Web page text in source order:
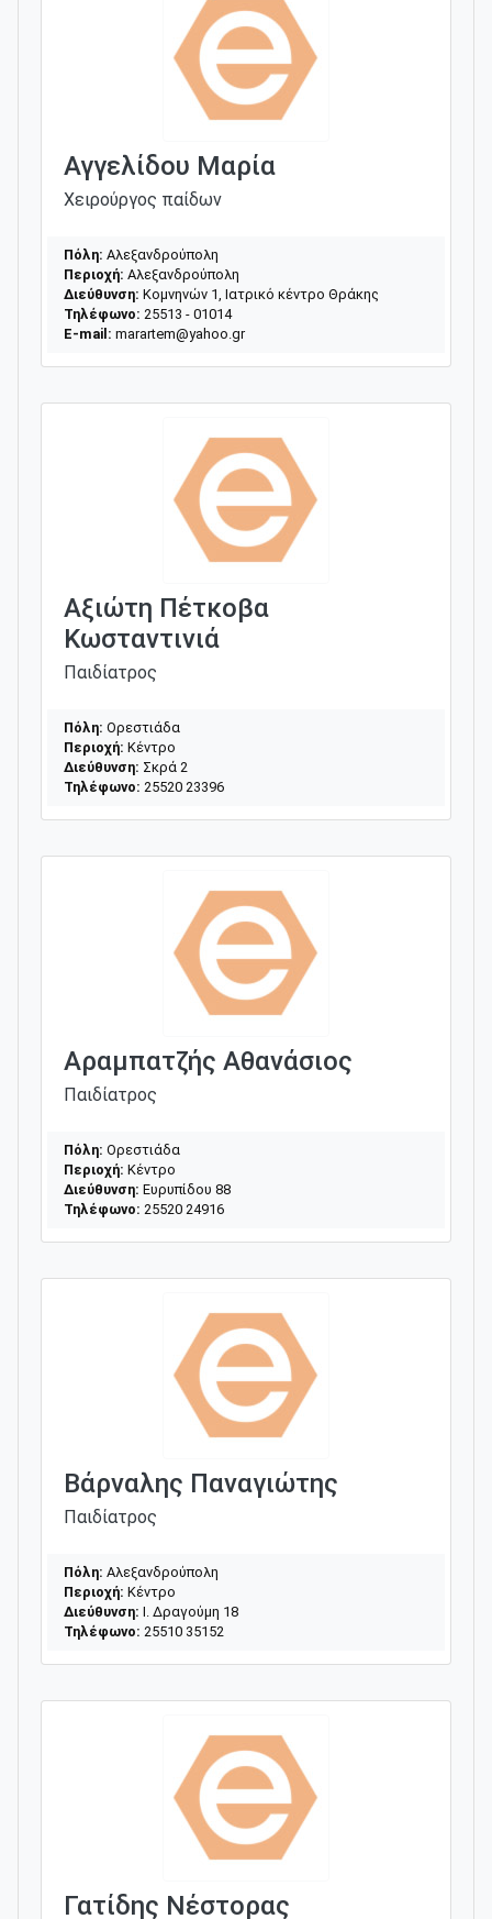
Αγγελίδου Μαρία
Χειρούργος παίδων
Πόλη: Αλεξανδρούπολη
Περιοχή: Αλεξανδρούπολη
Διεύθυνση: Κομνηνών 1, Ιατρικό κέντρο Θράκης
Τηλέφωνο: 25513 - 01014
E-mail: marartem@yahoo.gr
Αξιώτη Πέτκοβα
Κωσταντινιά
Παιδίατρος
Πόλη: Ορεστιάδα
Περιοχή: Κέντρο
Διεύθυνση: Σκρά 2
Τηλέφωνο: 25520 23396
Αραμπατζής Αθανάσιος
Παιδίατρος
Πόλη: Ορεστιάδα
Περιοχή: Κέντρο
Διεύθυνση: Ευρυπίδου 88
Τηλέφωνο: 25520 24916
Βάρναλης Παναγιώτης
Παιδίατρος
Πόλη: Αλεξανδρούπολη
Περιοχή: Κέντρο
Διεύθυνση: Ι. Δραγούμη 18
Τηλέφωνο: 25510 35152
Γατίδης Νέστορας